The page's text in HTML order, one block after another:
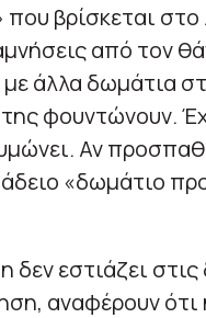
που βρίσκεται
από τον
άλλα δωμάτια
φουντώνουν.
Αν
άδειο «δωμάτιο
δεν εστιάζει
αναφέρουν ότι